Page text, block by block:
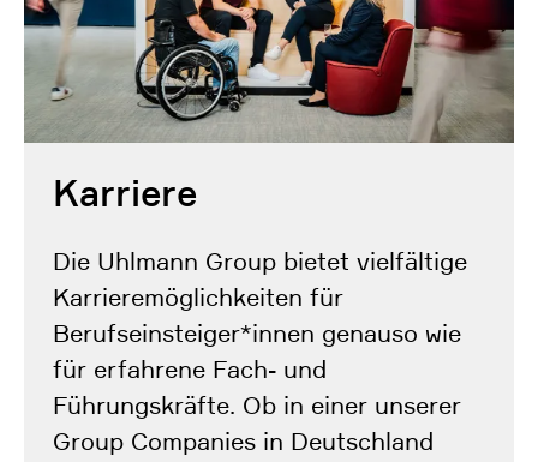
Karriere
Die Uhlmann Group bietet vielfältige
Karrieremöglichkeiten für
Berufseinsteiger*innen genauso wie
für erfahrene Fach- und
Führungskräfte. Ob in einer unserer
Group Companies in Deutschland